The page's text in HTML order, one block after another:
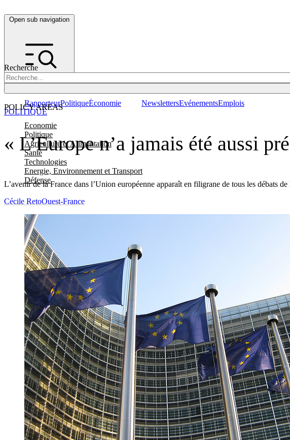
Open sub navigation
Recherche
POLICY AREAS
Economie
Politique
Agriculture et Alimentation
Santé
Technologies
Energie, Environnement et Transport
Défense
RapporteurPolitiqueÉconomie NewslettersEvénementsEmplois
« L’Europe n’a jamais été aussi
L’avenir de la France dans l’Union européenne apparaît en filigrane de tous les débats
POLITIQUE
Cécile RetoOuest-France